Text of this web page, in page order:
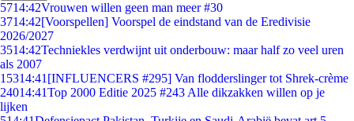
5714:42Vrouwen willen geen man meer #30
3714:42[Voorspellen] Voorspel de eindstand van de Eredivisie
2026/2027
3514:42Techniekles verdwijnt uit onderbouw: maar half zo veel uren
als 2007
15314:41 [INFLUENCERS #295] Van flodderslinger tot Shrek-crème
24014:41Top 2000 Editie 2025 #243 Alle dikzakken willen op je
lijken